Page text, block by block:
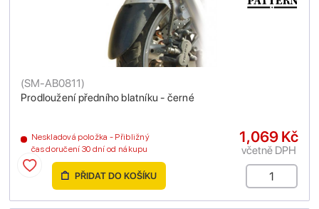
Prodloužení předního blatníku - černé
(SM-AB0811)
Neskladová položka - Přibližný
čas doručení 30 dní od nákupu
1,069 Kč
včetně DPH
PŘIDAT DO KOŠÍKU